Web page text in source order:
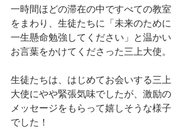
一時間ほどの滞在の中ですべての教室
をまわり、生徒たちに「未来のために
一生懸命勉強してください」と温かい
お言葉をかけてくださった三上大使。
生徒たちは、はじめてお会いする三上
大使にやや緊張気味でしたが、激励の
メッセージをもらって嬉しそうな様子
でした！